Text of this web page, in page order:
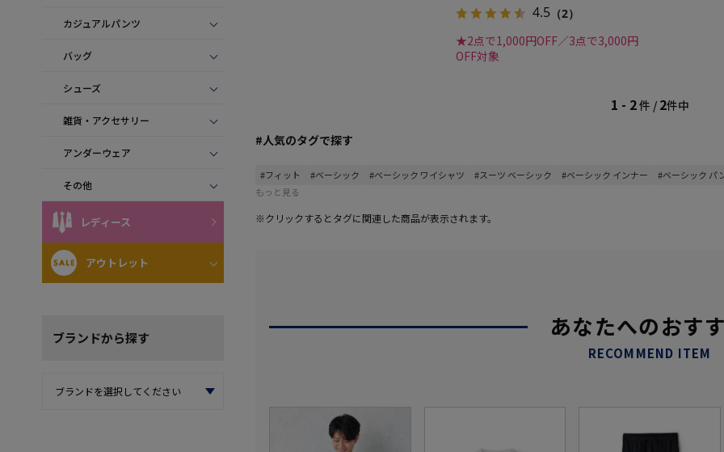
カジュアルパンツ
バッグ
シューズ
雑貨・アクセサリー
アンダーウェア
その他
レディース
アウトレット
ブランドから探す
4.5 （2）
★2点で1,000円OFF／3点で3,000円
OFF対象
1 - 2件 / 2件中
#人気のタグで探す
#フィット #ベーシック #ベーシック ワイシャツ #スーツ ベーシック #ベーシック インナー
#ベーシック パ
もっと見る
※クリックするとタグに関連した商品が表示されます。
あなたへのおす
RECOMMEND ITEM